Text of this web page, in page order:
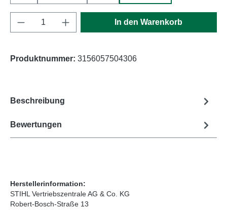
Produkt Anzahl: Gib den gewünschten
In den Warenkorb
Produktnummer: 3156057504306
Beschreibung
Bewertungen
Herstellerinformation:
STIHL Vertriebszentrale AG & Co. KG
Robert-Bosch-Straße 13